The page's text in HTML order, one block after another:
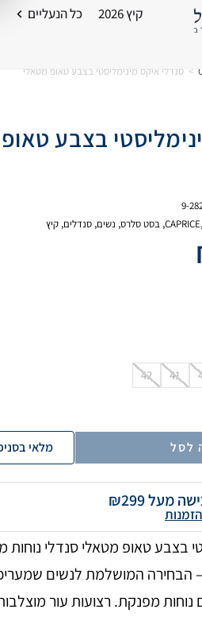
קיץ 2026 כל הנעליים
> סנדלי איקס מינימליסטי בצבע טאופ מטאלי
בצבע טאופ
9-
CAPRICE,
, בסט סלרס, נשים, סנדלים, קיץ
41
42
לסל מלאי
מעל ₪299
בצבע טאופ מטאלי סנדלי נוחות
– הבחירה המושלמת לנשים
מפנקת. רצועות עור